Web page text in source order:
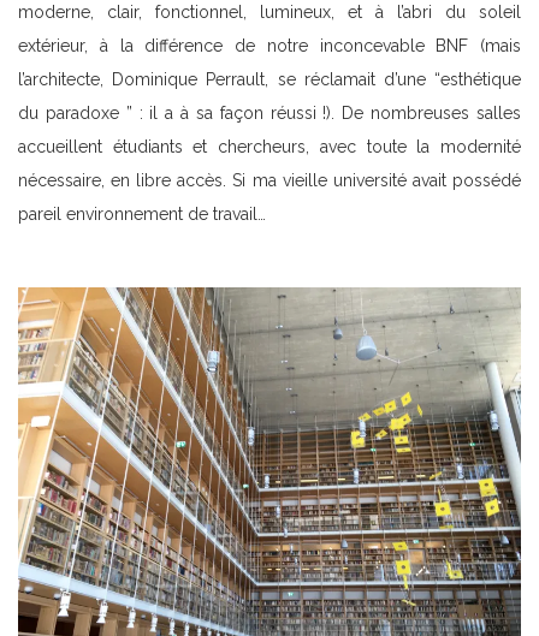
moderne, clair, fonctionnel, lumineux, et à l’abri du soleil
extérieur, à la différence de notre inconcevable BNF (mais
l’architecte, Dominique Perrault, se réclamait d’une “esthétique
du paradoxe ” : il a à sa façon réussi !). De nombreuses salles
accueillent étudiants et chercheurs, avec toute la modernité
nécessaire, en libre accès. Si ma vieille université avait possédé
pareil environnement de travail…